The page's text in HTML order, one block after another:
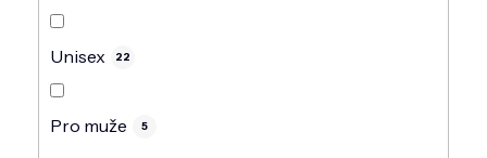
Unisex 22
Pro muže 5